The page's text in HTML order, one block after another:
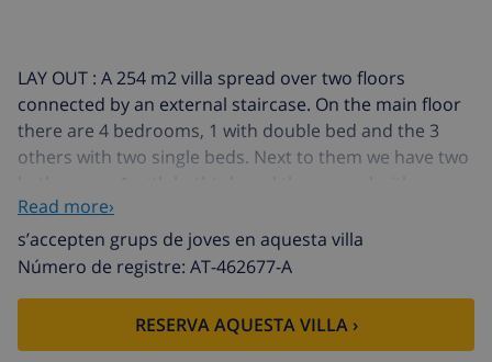
LAY OUT : A 254 m2 villa spread over two floors
connected by an external staircase. On the main floor
there are 4 bedrooms, 1 with double bed and the 3
others with two single beds. Next to them we have two
shower. There is also a fully equipped and
independent kitchen with confortable kitchen
worktops. There is a fire place in the living-dining
bathrooms (1 with bathtub and the other with
shower), 4 beautiful bedrooms (1 with double bed and
Read more›
s’accepten grups de joves en aquesta villa
Número de registre: AT-462677-A
RESERVA AQUESTA VILLA ›